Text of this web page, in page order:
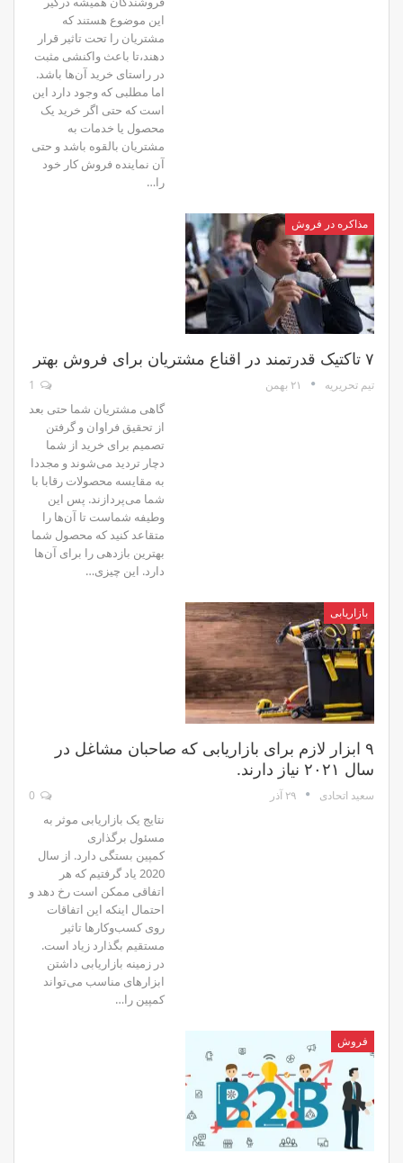
این موضوع هستند که
مشتریان را تحت تاثیر قرار
دهند،‌تا باعث واکنشی مثبت
در راستای خرید آن‌ها باشد.
اما مطلبی که وجود دارد این
است که حتی اگر خرید یک
محصول یا خدمات به
مشتریان بالقوه باشد و حتی
آن نماینده فروش کار خود
را…
مذاکره در فروش
۷ تاکتیک قدرتمند در اقناع مشتریان برای فروش بهتر
تیم تحریریه ۲۱ بهمن
گاهی مشتریان شما حتی بعد
از تحقیق فراوان و گرفتن
تصمیم برای خرید از شما
دچار تردید می‌شوند و مجددا
به مقایسه محصولات رقابا با
شما می‌پردازند. پس این
وطیفه شماست تا آن‌ها را
متقاعد کنید که محصول شما
بهترین بازدهی را برای آن‌ها
دارد. این چیزی…
بازاریابی
۹ ابزار لازم برای بازاریابی که صاحبان مشاغل در
سال ۲۰۲۱ نیاز دارند.
سعید اتحادی ۲۹ آذر
نتایج یک بازاریابی موثر به
مسئول برگذاری
کمپین بستگی دارد. از سال
2020 یاد گرفتیم که هر
اتفاقی ممکن است رخ دهد و
احتمال اینکه این اتفاقات
روی کسب‌وکارها تاثیر
مستقیم بگذارد زیاد است.
در زمینه بازاریابی داشتن
ابزارهای مناسب می‌تواند
کمپین را…
فروش